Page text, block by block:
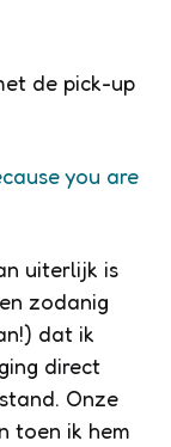
de pick-up
you are
uiterlijk is
zodanig
dat ik
direct
Onze
toen ik hem